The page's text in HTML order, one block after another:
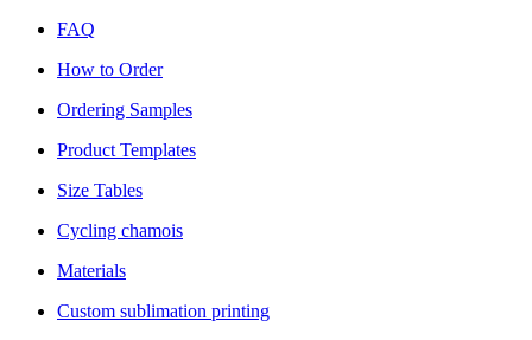
FAQ
How to Order
Ordering Samples
Product Templates
Size Tables
Cycling chamois
Materials
Custom sublimation printing